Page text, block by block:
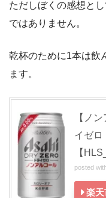
ただしぼくの感想と
ではありません。
乾杯のために1本は飲
ます。
【ノ
イゼ
【
posted
楽